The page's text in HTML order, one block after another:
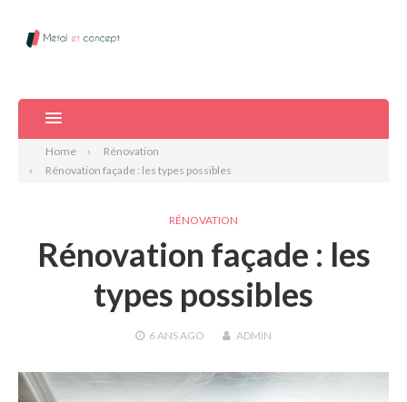
Home
Rénovation
Rénovation façade : les types possibles
RÉNOVATION
Rénovation façade : les
types possibles
6 ANSAGO ADMIN